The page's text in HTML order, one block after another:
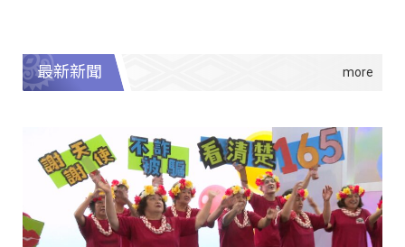
最新新聞